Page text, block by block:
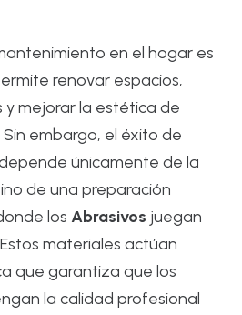
en el hogar es
renovar espacios,
mejorar la estética de
embargo, el éxito de
únicamente de la
de una preparación
los Abrasivos juegan
materiales actúan
que garantiza que los
la calidad profesional